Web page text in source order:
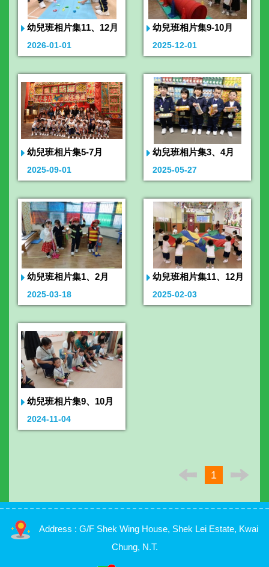
幼兒班相片集11、12月
2026-01-01
幼兒班相片集9-10月
2025-12-01
幼兒班相片集5-7月
2025-09-01
幼兒班相片集3、4月
2025-05-27
幼兒班相片集1、2月
2025-03-18
幼兒班相片集11、12月
2025-02-03
幼兒班相片集9、10月
2024-11-04
1
Address : G/F Shek Wing House, Shek Lei Estate, Kwai
Chung, N.T.